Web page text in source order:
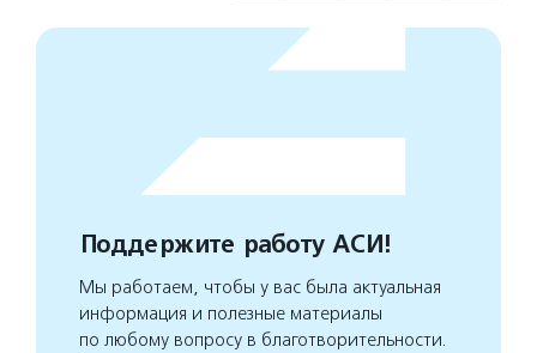
Поддержите работу АСИ!
Мы работаем, чтобы у вас была актуальная
информация и полезные материалы
по любому вопросу в благотворительности.